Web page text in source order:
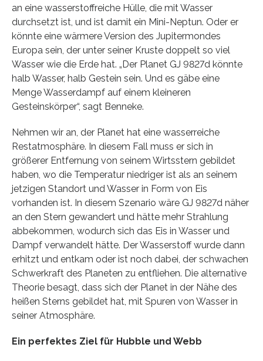
an eine wasserstoffreiche Hülle, die mit Wasser
durchsetzt ist, und ist damit ein Mini-Neptun. Oder er
könnte eine wärmere Version des Jupitermondes
Europa sein, der unter seiner Kruste doppelt so viel
Wasser wie die Erde hat. „Der Planet GJ 9827d könnte
halb Wasser, halb Gestein sein. Und es gäbe eine
Menge Wasserdampf auf einem kleineren
Gesteinskörper“, sagt Benneke.
Nehmen wir an, der Planet hat eine wasserreiche
Restatmosphäre. In diesem Fall muss er sich in
größerer Entfernung von seinem Wirtsstern gebildet
haben, wo die Temperatur niedriger ist als an seinem
jetzigen Standort und Wasser in Form von Eis
vorhanden ist. In diesem Szenario wäre GJ 9827d näher
an den Stern gewandert und hätte mehr Strahlung
abbekommen, wodurch sich das Eis in Wasser und
Dampf verwandelt hätte. Der Wasserstoff wurde dann
erhitzt und entkam oder ist noch dabei, der schwachen
Schwerkraft des Planeten zu entfliehen. Die alternative
Theorie besagt, dass sich der Planet in der Nähe des
heißen Sterns gebildet hat, mit Spuren von Wasser in
seiner Atmosphäre.
Ein perfektes Ziel für Hubble und Webb